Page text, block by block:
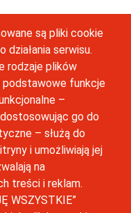
są pliki cookie
działania serwisu.
rodzaje plików
podstawowe funkcje
–
go do
– służą do
i umożliwiają jej
na
treści i reklam.
WSZYSTKIE”